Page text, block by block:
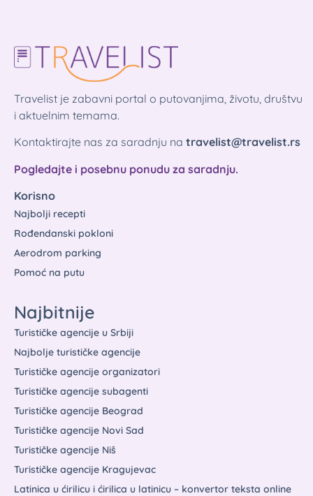
Travelist je zabavni portal o putovanjima, životu, društvu
i aktuelnim temama.
Kontaktirajte nas za saradnju na travelist@travelist.rs
Pogledajte i posebnu ponudu za saradnju.
Korisno
Najbolji recepti
Rođendanski pokloni
Aerodrom parking
Pomoć na putu
Najbitnije
Turističke agencije u Srbiji
Najbolje turističke agencije
Turističke agencije organizatori
Turističke agencije subagenti
Turističke agencije Beograd
Turističke agencije Novi Sad
Turističke agencije Niš
Turističke agencije Kragujevac
Latinica u ćirilicu i ćirilica u latinicu – konvertor teksta online